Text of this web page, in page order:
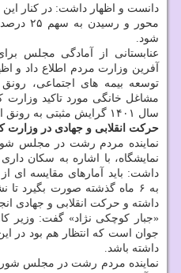
دانست و اظهار داشت: در کنار این
محور و
شود.
عنابستانی از آمادگی مجلس
آفرین وزارت مردم اطلاع داد و
توسعه بیمه های اجتماعی، رونق
مشاغل خانگی مورد تاکید وزارت
سال ۱۴۰۱ گرایش مثبتی به رونق اقتصاد و اشتغالزایی دارد.
حرکت انقلابی و جهادی در
نماینده مردم رشت در مجلس
نمایشگاه، با اشاره به سکان
به ۶ ماه گذشته صورت بگیرد
داشته و حرکت انقلابی و جهادی
«جبار کوچکی نژاد» گفت: وزیر
داشته باشد.
نماینده مردم رشت در مجلس